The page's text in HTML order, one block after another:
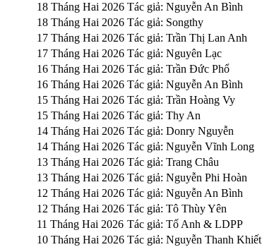
18 Tháng Hai 2026 Tác giả: Nguyễn An Bình
18 Tháng Hai 2026 Tác giả: Songthy
17 Tháng Hai 2026 Tác giả: Trần Thị Lan Anh
17 Tháng Hai 2026 Tác giả: Nguyên Lạc
16 Tháng Hai 2026 Tác giả: Trần Đức Phổ
16 Tháng Hai 2026 Tác giả: Nguyễn An Bình
15 Tháng Hai 2026 Tác giả: Trần Hoàng Vy
15 Tháng Hai 2026 Tác giả: Thy An
14 Tháng Hai 2026 Tác giả: Donry Nguyễn
14 Tháng Hai 2026 Tác giả: Nguyễn Vĩnh Long
13 Tháng Hai 2026 Tác giả: Trang Châu
13 Tháng Hai 2026 Tác giả: Nguyễn Phi Hoàn
12 Tháng Hai 2026 Tác giả: Nguyễn An Bình
12 Tháng Hai 2026 Tác giả: Tô Thùy Yên
11 Tháng Hai 2026 Tác giả: Tố Anh & LDPP
10 Tháng Hai 2026 Tác giả: Nguyễn Thanh Khiết